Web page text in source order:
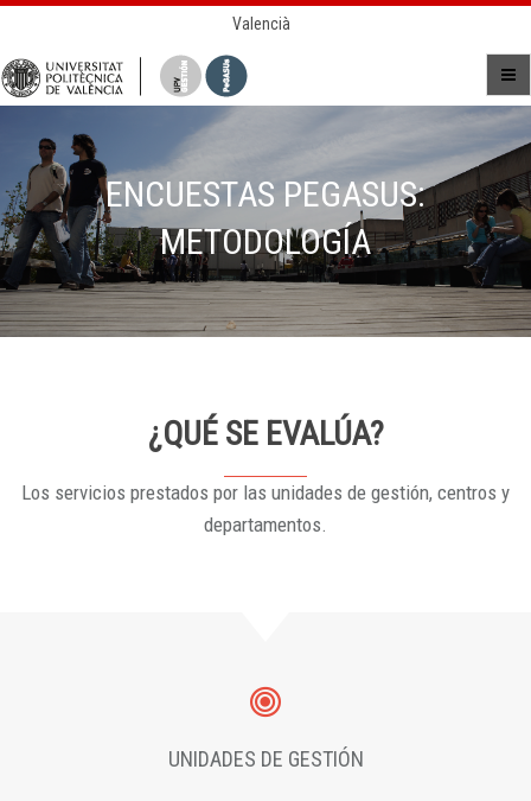
Valencià
ENCUESTAS PEGASUS:
METODOLOGÍA
¿QUÉ SE EVALÚA?
Los servicios prestados por las unidades de gestión, centros y
departamentos.
UNIDADES DE GESTIÓN